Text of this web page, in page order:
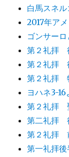
白馬スネ
2017年ア
ゴンサー
第２礼拝
第２礼拝
第２礼拝
ヨハネ3-
第２礼拝
第二礼拝
第２礼拝
第一礼拝後